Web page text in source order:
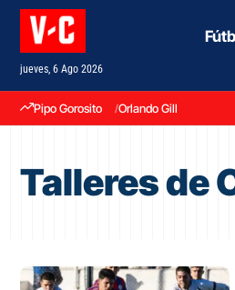
jueves, 6 Ago 2026
Pipo Gorosito Orlando Gill
Talleres de